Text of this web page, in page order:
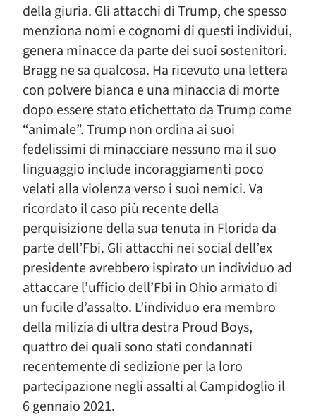
della giuria. Gli attacchi di Trump, che spesso
menziona nomi e cognomi di questi individui,
genera minacce da parte dei suoi sostenitori.
Bragg ne sa qualcosa. Ha ricevuto una lettera
con polvere bianca e una minaccia di morte
dopo essere stato etichettato da Trump come
“animale”. Trump non ordina ai suoi
fedelissimi di minacciare nessuno ma il suo
linguaggio include incoraggiamenti poco
velati alla violenza verso i suoi nemici. Va
ricordato il caso più recente della
perquisizione della sua tenuta in Florida da
parte dell’Fbi. Gli attacchi nei social dell’ex
presidente avrebbero ispirato un individuo ad
attaccare l’ufficio dell’Fbi in Ohio armato di
un fucile d’assalto. L’individuo era membro
della milizia di ultra destra Proud Boys,
quattro dei quali sono stati condannati
recentemente di sedizione per la loro
partecipazione negli assalti al Campidoglio il
6 gennaio 2021.